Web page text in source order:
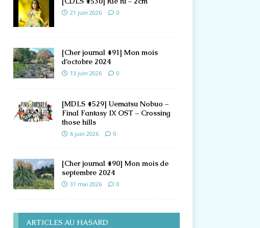
21 juin 2026 0
[Cher journal #91] Mon mois
d’octobre 2024
13 juin 2026 0
[MDLS #529] Uematsu Nobuo –
Final Fantasy IX OST – Crossing
those hills
6 juin 2026 0
[Cher journal #90] Mon mois de
septembre 2024
31 mai 2026 0
ARTICLES AU HASARD